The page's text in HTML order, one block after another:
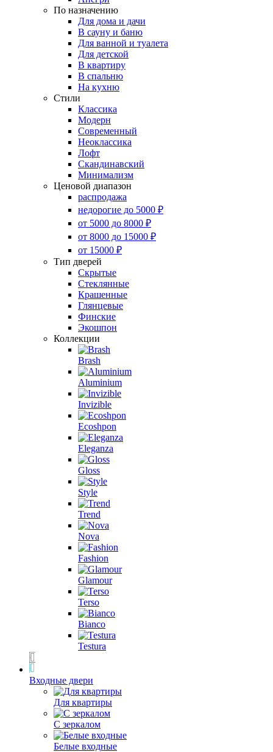
По назначению
Для дома и дачи
В сауну и баню
Для ванной и туалета
Для детской
В квартиру
В спальню
На кухню
Стили
Классика
Модерн
Современный
Неоклассика
Лофт
Скандинавский
Минимализм
Ценовой диапазон
распродажа
недорогие до 5000 ₽
от 5000 до 8000 ₽
от 8000 до 15000 ₽
от 15000 ₽
Тип дверей
Скрытые
Стеклянные
Крашенные
Глянцевые
Финские
Экошпон
Коллекции
Brash
Aluminium
Invizible
Ecoshpon
Eleganza
Gloss
Style
Trend
Nova
Fashion
Glamour
Terso
Bianco
Testura
Входные двери
Для квартиры
С зеркалом
Белые входные